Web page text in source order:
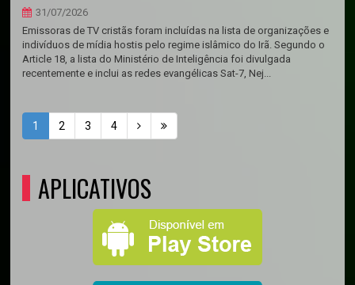
31/07/2026
Emissoras de TV cristãs foram incluídas na lista de organizações e
indivíduos de mídia hostis pelo regime islâmico do Irã. Segundo o
Article 18, a lista do Ministério de Inteligência foi divulgada
recentemente e inclui as redes evangélicas Sat-7, Nej...
1 2 3 4
APLICATIVOS